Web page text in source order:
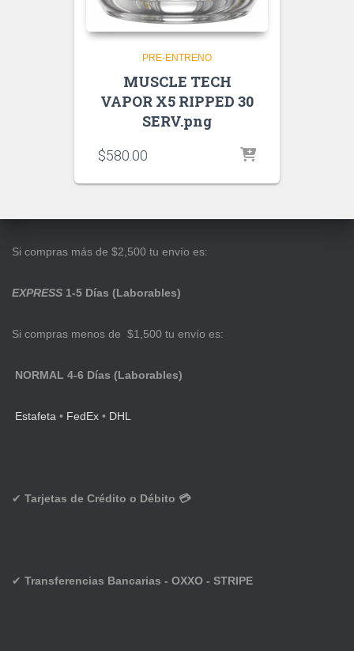
PRE-ENTRENO
MUSCLE TECH
VAPOR X5 RIPPED 30
SERV.png
$580.00
Si compras más de $2,500 tu envío es:
EXPRESS 1-5 Días (Laborables)
Si compras menos de $1,500 tu envío es:
NORMAL 4-6 Días (Laborables)
Estafeta • FedEx • DHL
✔ Tarjetas de Crédito o Débito 💳
✔ Transferencias Bancarias - OXXO - STRIPE